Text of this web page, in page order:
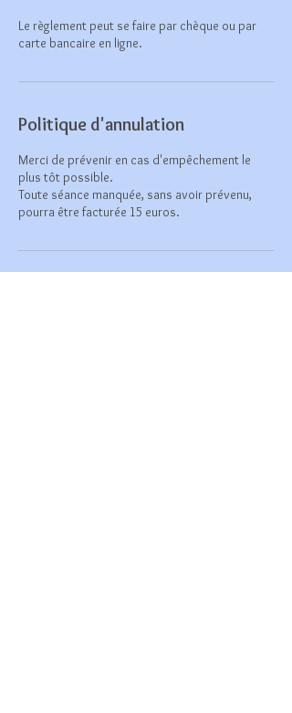
Le règlement peut se faire par chèque ou par
carte bancaire en ligne.
Politique d'annulation
Merci de prévenir en cas d'empêchement le
plus tôt possible.
Toute séance manquée, sans avoir prévenu,
pourra être facturée 15 euros.